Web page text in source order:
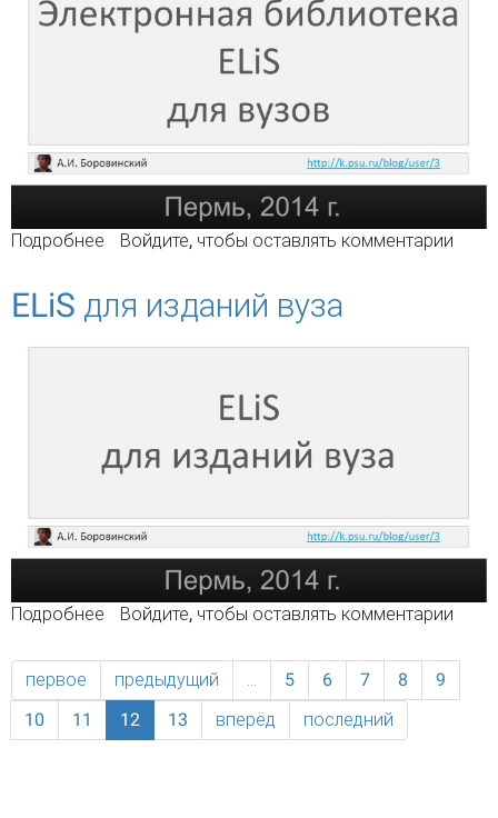
Подробнее о Библиотека ELiS для вузов
Войдите, чтобы оставлять комментарии
ELiS для изданий вуза
Подробнее о ELiS для изданий вуза
Войдите, чтобы оставлять комментарии
первое предыдущий 5 6 7 8
9
10
11 12 13 вперёд последний